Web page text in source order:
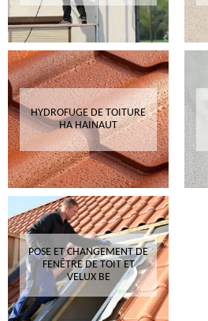
HYDROFUGE DE TOITURE
HA HAINAUT
POSE ET CHANGEMENT DE
FENÊTRE DE TOIT ET
VELUX BE